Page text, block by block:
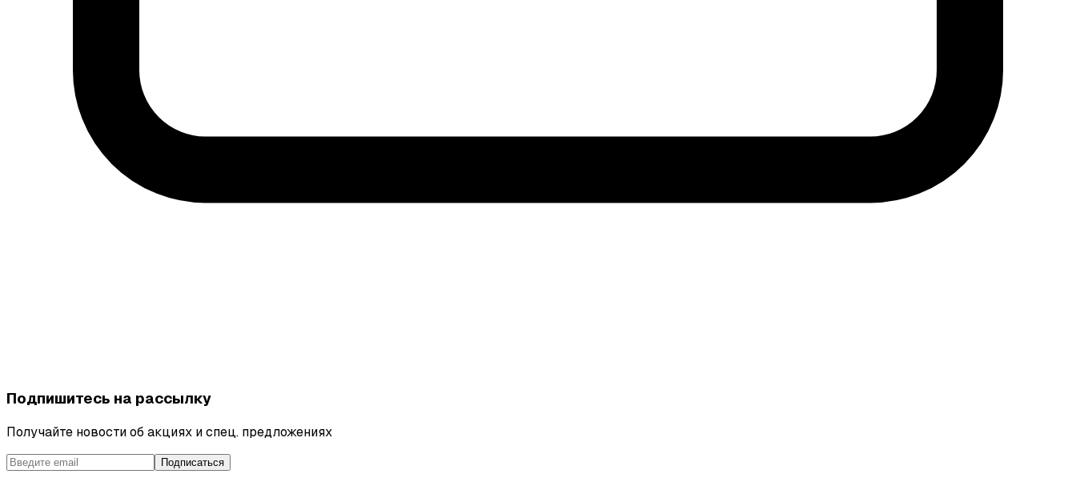
Подпишитесь на рассылку
Получайте новости об акциях и спец. предложениях
Подписаться